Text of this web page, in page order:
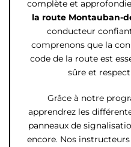
complète et
la route Montauban-
conducteur
comprenons que la
code de la route est
sûre et
Grâce à notre
apprendrez les
panneaux de
encore. Nos